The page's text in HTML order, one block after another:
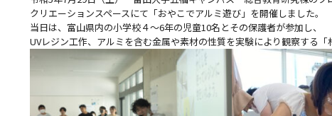
クリエーションスペースにて「おやこでアルミ遊び」を開催しました。
当日は、富山県内の小学校４～6年の児童10名とその保護者が参加し、
UVレジン工作、アルミを含む金属や素材の性質を実験により観察する